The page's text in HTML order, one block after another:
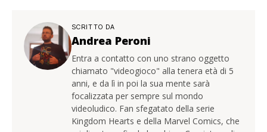
SCRITTO DA
Andrea Peroni
Entra a contatto con uno strano oggetto
chiamato "videogioco" alla tenera età di 5
anni, e da lì in poi la sua mente sarà
focalizzata per sempre sul mondo
videoludico. Fan sfegatato della serie
Kingdom Hearts e della Marvel Comics, che